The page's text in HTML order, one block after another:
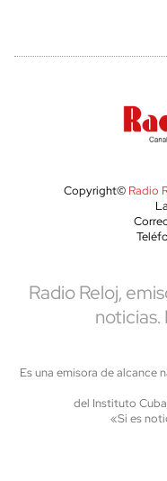
Copyright© Radio
Radio Reloj,
noticias.
Es una emisora de alcance
del Instituto
«Si es